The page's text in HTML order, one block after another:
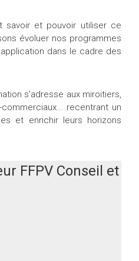
savoir et pouvoir utiliser ce
évoluer nos programmes
dans le cadre des
s'adresse aux miroitiers,
recentrant un
et enrichir leurs horizons
FFPV Conseil et